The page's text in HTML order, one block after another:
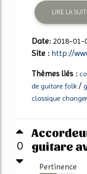
LIRE LA
Date: 2018-01-
Site : http://
Thèmes liés :
de guitare folk /
classique changer
0
guitare
Pertinence